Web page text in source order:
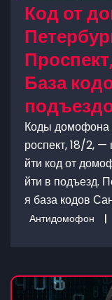
Код от
База
Коды домофона
роспект, 18/2,
йти код от
йти в подъезд.
я база кодов
Антидомофон |